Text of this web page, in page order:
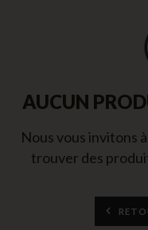
AUCUN
Nous vous invitons
trouver des